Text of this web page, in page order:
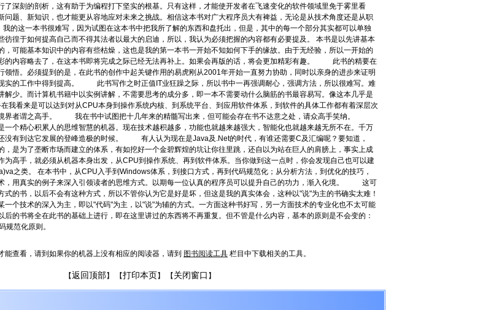
了深刻的剖析，这有助于为编程打下坚实的根基。只有这样，才能使开发者在飞速变化的软件领域里免于雾里看
问题、新知识，也才能更从容地应对未来之挑战。相信这本书对广大程序员大有裨益，无论是从技术角度还是从职
这一本书很难写，因为试图在这本书中把我所了解的东西和盘托出，但是，其中的每一个部分其实都可以单独
彷徨于如何提高自己而不得其法者以最大的启迪，所以，我认为必须把握的内容都有必要提及。 本书是以先讲基本
，可能基本知识中的内容有些枯燥，这也是我的第一本书一开始不知如何下手的缘故。由于无经验，所以一开始的
的内容略去了，在这本书即将完成之际已经无法再补上。如果会再版的话，将会更加精彩有趣。 此书的精要在
领悟。必须提到的是，在此书的创作中起关键作用的易虎刚从2001年开始一直努力协助，同时以亲身的进步来证明
实的工作中得到提高。 此书写作之时正值IT业狂躁之际，所以书中一再强调耐心，强调方法，所以很难写。难
解少。而计算机书籍中以实例讲解，不需要思考的成分多，即一本不需要动什么脑筋的书最容易写。像这本几乎是
来是可以达到对从CPU本身到操作系统内核、到系统平台、到应用软件体系，到软件的具体工作都有着深层次
境界者谓之高手。 我在书中试图把十几年来的精髓写出来，但可能会存在书不达意之处，请众高手笑纳。
一个精心积累人的思维智慧的机器。现在技术越积越多，功能也就越来越强大，智能化也就越来越无所不在。千万
没有到达它发展的登峰造极的时候。 有人认为现在是Java及.Net的时代，有谁还需要C及汇编呢？要知道，
，是为了垄断市场而建立的体系，有如挖好一个金碧辉煌的坑让你往里跳，还自以为站在巨人的肩膀上，事实上成
为高手，就必须从机器本身出发，从CPU到操作系统、再到软件体系。当你做到这一点时，你会发现自己也可以建
之类。 在本书中，从CPU入手到Windows体系，到接口方式，再到代码规范化；从分析方法，到优化的技巧，
，用真实的例子来深入引领读者的思维方式。以期每一位认真的程序员可以提升自己的功力，渐入化境。 这可
式的书，以后不会有这种方式，所以不管你认为它是好是坏，但这是我的真实体会，这种以"说"为主的书确实太难！
一个技术的深入为主，即以"代码"为主，以"说"为辅的方式。一方面这种书好写，另一方面技术的专业化也不太可能
后的书将全在此书的基础上进行，即在这里讲过的东西将不再重复。但不管是什么内容，基本的原则是不会变的：
规范化原则。
能查看，请到如果你的机器上没有相应的阅读器，请到 图书阅读工具 栏目中下载相关的工具。
【返回顶部】 【打印本页】 【 关闭窗口 】